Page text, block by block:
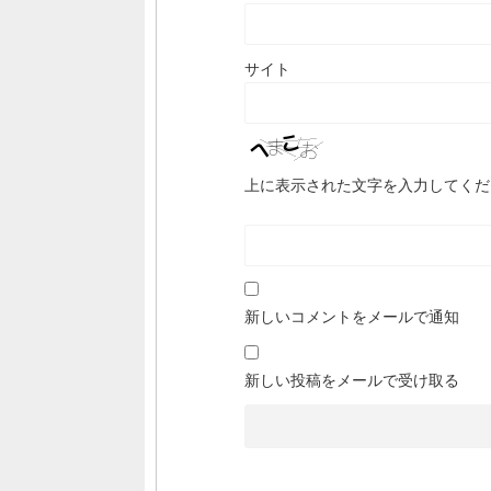
サイト
上に表示された文字を入力してく
新しいコメントをメールで通知
新しい投稿をメールで受け取る